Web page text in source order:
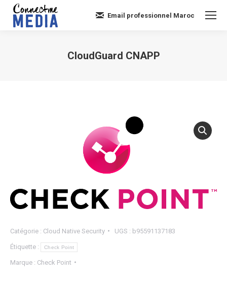
Email professionnel Maroc
CloudGuard CNAPP
Catégorie : Cloud Native Security UGS : b95591137183
Étiquette : Check Point
Marque : Check Point